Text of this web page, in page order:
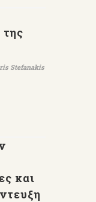
Stefanakis
και